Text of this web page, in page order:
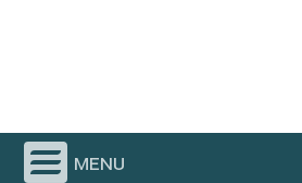
menu